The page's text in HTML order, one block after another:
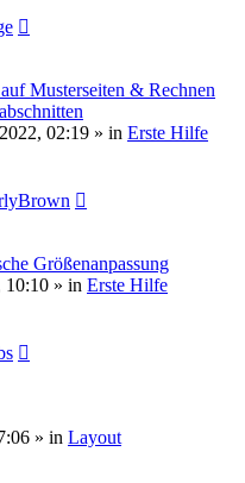
Musterseiten & Rechnen
02:19 » in Erste Hilfe
Größenanpassung
10:10 » in Erste Hilfe
» in Layout